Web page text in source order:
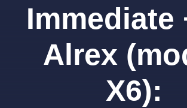
Immediate
Alrex
X6):